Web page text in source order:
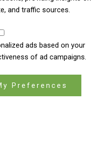
and traffic sources.
ads based on your
of ad campaigns.
Preferences